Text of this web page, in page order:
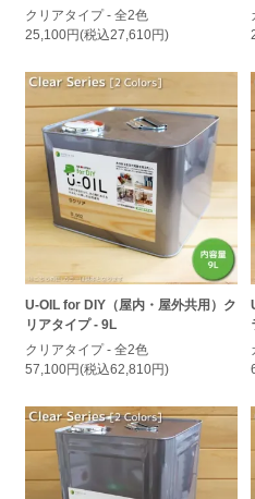
クリアタイプ - 全2色
25,100円(税込27,610円)
U-OIL for DIY（屋内・屋外共用）ク
リアタイプ - 9L
クリアタイプ - 全2色
57,100円(税込62,810円)